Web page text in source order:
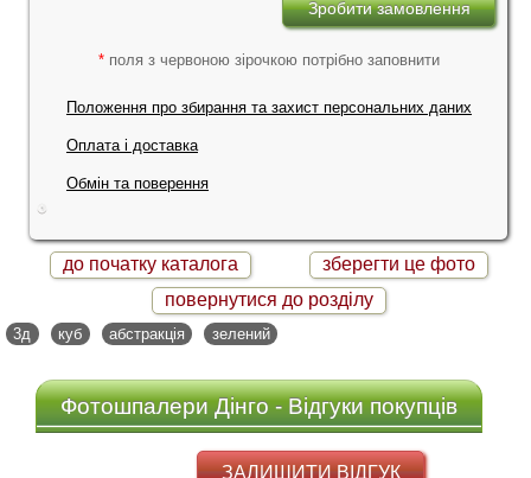
* поля з червоною зірочкою потрібно заповнити
Положення про збирання та захист персональних даних
Оплата і доставка
Обмін та поверення
до початку каталога
зберегти це фото
повернутися до розділу
3д куб абстракція зелений
Фотошпалери Дінго - Відгуки покупців
ЗАЛИШИТИ ВІДГУК